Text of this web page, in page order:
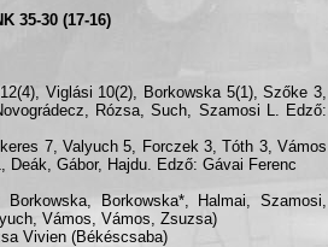
35-30 (17-16)
Viglási 10(2), Borkowska 5(1), Szőke 3,
Rózsa, Such, Szamosi L. Edző:
7, Valyuch 5, Forczek 3, Tóth 3, Vámos
Gábor, Hajdu. Edző: Gávai Ferenc
Borkowska*, Halmai, Szamosi,
Vámos, Vámos, Zsuzsa)
Vivien (Békéscsaba)